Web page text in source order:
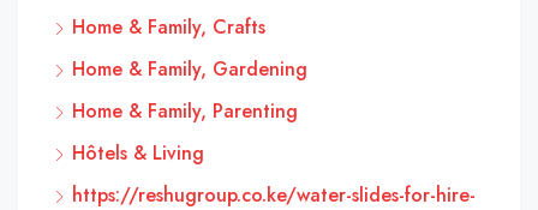
Home & Family, Crafts
Home & Family, Gardening
Home & Family, Parenting
Hôtels & Living
https://reshugroup.co.ke/water-slides-for-hire-